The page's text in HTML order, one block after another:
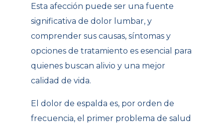
Esta afección puede ser una fuente
significativa de dolor lumbar, y
comprender sus causas, síntomas y
opciones de tratamiento es esencial para
quienes buscan alivio y una mejor
calidad de vida.
El dolor de espalda es, por orden de
frecuencia, el primer problema de salud